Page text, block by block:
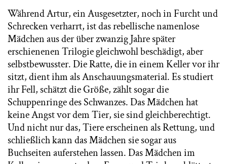
Während Artur, ein Ausgesetzter, noch in Furcht und
Schrecken verharrt, ist das rebellische namenlose
Mädchen aus der über zwanzig Jahre später
erschienenen Trilogie gleichwohl beschädigt, aber
selbstbewusster. Die Ratte, die in einem Keller vor ihr
sitzt, dient ihm als Anschauungsmaterial. Es studiert
ihr Fell, schätzt die Größe, zählt sogar die
Schuppenringe des Schwanzes. Das Mädchen hat
keine Angst vor dem Tier, sie sind gleichberechtigt.
Und nicht nur das, Tiere erscheinen als Rettung, und
schließlich kann das Mädchen sie sogar aus
Buchseiten auferstehen lassen. Das Mädchen im